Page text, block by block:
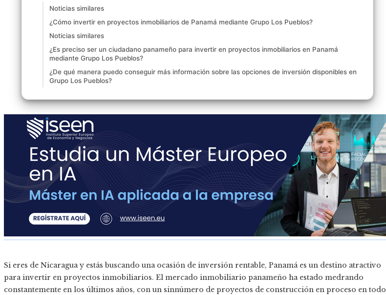
Noticias similares
¿Cómo invertir en proyectos inmobiliarios de Panamá mediante Grupo Los Pueblos?
Noticias similares
¿Es preciso ser un ciudadano panameño para invertir en proyectos inmobiliarios en Panamá
mediante Grupo Los Pueblos?
¿De qué manera puedo conseguir más información sobre las opciones de inversión disponibles en
Grupo Los Pueblos?
Si eres de Nicaragua y estás buscando una ocasión de inversión rentable, Panamá es un destino atractivo
para invertir en proyectos inmobiliarios. El mercado inmobiliario panameño ha estado medrando
constantemente en los últimos años, con un sinnúmero de proyectos de construcción en proceso en todo